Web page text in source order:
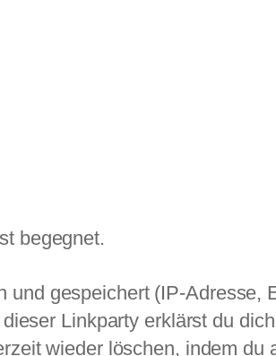
begegnet.
und gespeichert (IP-Adresse,
Linkparty erklärst du
wieder löschen, indem du